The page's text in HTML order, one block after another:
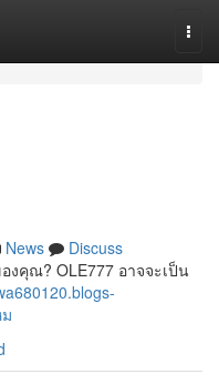
News
Discuss
งคุณ? OLE777 อาจจะเป็น